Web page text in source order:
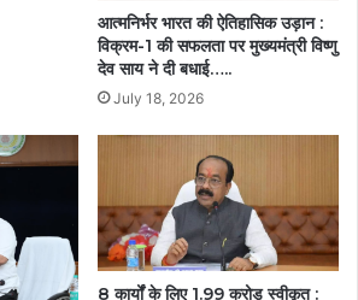
आत्मनिर्भर भारत की ऐतिहासिक उड़ान :
विक्रम-1 की सफलता पर मुख्यमंत्री विष्णु
देव साय ने दी बधाई…..
July 18, 2026
8 कार्यों के लिए 1.99 करोड़ स्वीकृत :